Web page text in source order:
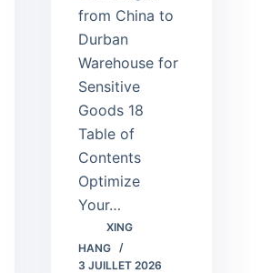
from China to
Durban
Warehouse for
Sensitive
Goods 18
Table of
Contents
Optimize
Your…
XING
HANG
3 JUILLET 2026